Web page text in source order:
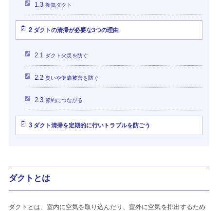
1.3 換気ダクト
2ダクトの清掃が必要な3つの理由
2.1 ダクト火災を防ぐ
2.2 臭いや健康被害を防ぐ
2.3 節約につながる
3ダクト清掃を定期的に行いトラブルを防ごう
ダクトとは
ダクトとは、室内に空気を取り込んだり、室外に空気を排出するため